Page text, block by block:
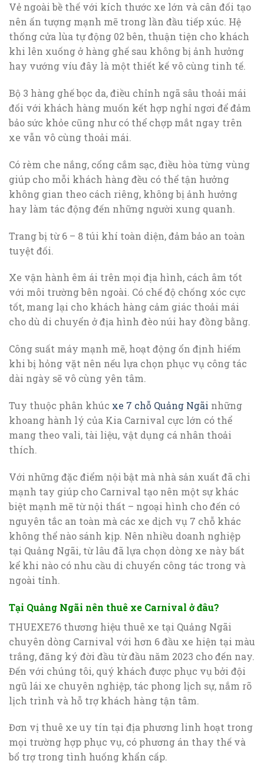
Vẻ ngoài bề thế với kích thước xe lớn và cân đối tạo
nên ấn tượng mạnh mẽ trong lần đầu tiếp xúc. Hệ
thống cửa lùa tự động 02 bên, thuận tiện cho khách
khi lên xuống ở hàng ghế sau không bị ảnh hưởng
hay vướng víu đây là một thiết kế vô cùng tinh tế.
Bộ 3 hàng ghế bọc da, điều chỉnh ngã sâu thoải mái
đối với khách hàng muốn kết hợp nghỉ ngơi để đảm
bảo sức khỏe cũng như có thể chợp mắt ngay trên
xe vẫn vô cùng thoải mái.
Có rèm che nắng, cổng cắm sạc, điều hòa từng vùng
giúp cho mỗi khách hàng đều có thể tận hưởng
không gian theo cách riêng, không bị ảnh hưởng
hay làm tác động đến những người xung quanh.
Trang bị từ 6 – 8 túi khí toàn diện, đảm bảo an toàn
tuyệt đối.
Xe vận hành êm ái trên mọi địa hình, cách âm tốt
với môi trường bên ngoài. Có chế độ chống xóc cực
tốt, mang lại cho khách hàng cảm giác thoải mái
cho dù di chuyển ở địa hình đèo núi hay đồng bằng.
Công suất máy mạnh mẽ, hoạt động ổn định hiếm
khi bị hỏng vặt nên nếu lựa chọn phục vụ công tác
dài ngày sẽ vô cùng yên tâm.
Tuy thuộc phân khúc xe 7 chỗ Quảng Ngãi những
khoang hành lý của Kia Carnival cực lớn có thể
mang theo vali, tài liệu, vật dụng cá nhân thoải
thích.
Với những đặc điểm nội bật mà nhà sản xuất đã chi
mạnh tay giúp cho Carnival tạo nên một sự khác
biệt mạnh mẽ từ nội thất – ngoại hình cho đến có
nguyên tắc an toàn mà các xe dịch vụ 7 chỗ khác
không thể nào sánh kịp. Nên nhiều doanh nghiệp
tại Quảng Ngãi, từ lâu đã lựa chọn dòng xe này bất
kể khi nào có nhu cầu di chuyển công tác trong và
ngoài tỉnh.
Tại Quảng Ngãi nên thuê xe Carnival ở đâu?
THUEXE76 thương hiệu thuê xe tại Quảng Ngãi
chuyên dòng Carnival với hơn 6 đầu xe hiện tại màu
trắng, đăng ký đời đầu từ đầu năm 2023 cho đến nay.
Đến với chúng tôi, quý khách được phục vụ bởi đội
ngũ lái xe chuyên nghiệp, tác phong lịch sự, nắm rõ
lịch trình và hỗ trợ khách hàng tận tâm.
Đơn vị thuê xe uy tín tại địa phương linh hoạt trong
mọi trường hợp phục vụ, có phương án thay thế và
bổ trợ trong tình huống khẩn cấp.